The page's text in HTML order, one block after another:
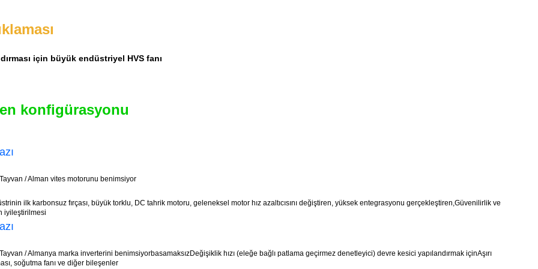
için büyük endüstriyel HVS fanı
konfigürasyonu
/ Alman vites motorunu benimsiyor
ilk karbonsuz fırçası, büyük torklu, DC tahrik motoru, geleneksel motor hız azaltıcısını değiştiren, yüksek entegrasyonu gerçekleştiren,Güvenilirlik ve
iyileştirilmesi
/ Almanya marka inverterini benimsiyorbasamaksızDeğişiklik hızı (eleğe bağlı patlama geçirmez denetleyici) devre kesici yapılandırmak içinAşırı
soğutma fanı ve diğer bileşenler